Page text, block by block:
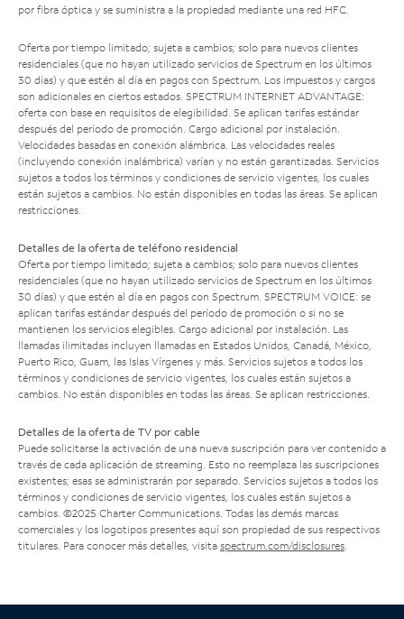
por fibra óptica y se suministra a la propiedad mediante una red HFC.
Oferta por tiempo limitado; sujeta a cambios; solo para nuevos clientes
residenciales (que no hayan utilizado servicios de Spectrum en los últimos
30 días) y que estén al día en pagos con Spectrum. Los impuestos y cargos
son adicionales en ciertos estados. SPECTRUM INTERNET ADVANTAGE:
oferta con base en requisitos de elegibilidad. Se aplican tarifas estándar
después del período de promoción. Cargo adicional por instalación.
Velocidades basadas en conexión alámbrica. Las velocidades reales
(incluyendo conexión inalámbrica) varían y no están garantizadas. Servicios
sujetos a todos los términos y condiciones de servicio vigentes, los cuales
están sujetos a cambios. No están disponibles en todas las áreas. Se aplican
restricciones.
Detalles de la oferta de teléfono residencial
Oferta por tiempo limitado; sujeta a cambios; solo para nuevos clientes
residenciales (que no hayan utilizado servicios de Spectrum en los últimos
30 días) y que estén al día en pagos con Spectrum. SPECTRUM VOICE: se
aplican tarifas estándar después del período de promoción o si no se
mantienen los servicios elegibles. Cargo adicional por instalación. Las
llamadas ilimitadas incluyen llamadas en Estados Unidos, Canadá, México,
Puerto Rico, Guam, las Islas Vírgenes y más. Servicios sujetos a todos los
términos y condiciones de servicio vigentes, los cuales están sujetos a
cambios. No están disponibles en todas las áreas. Se aplican restricciones.
Detalles de la oferta de TV por cable
Puede solicitarse la activación de una nueva suscripción para ver contenido a
través de cada aplicación de streaming. Esto no reemplaza las suscripciones
existentes; esas se administrarán por separado. Servicios sujetos a todos los
términos y condiciones de servicio vigentes, los cuales están sujetos a
cambios. ©2025 Charter Communications. Todas las demás marcas
comerciales y los logotipos presentes aquí son propiedad de sus respectivos
titulares. Para conocer más detalles, visita spectrum.com/disclosures